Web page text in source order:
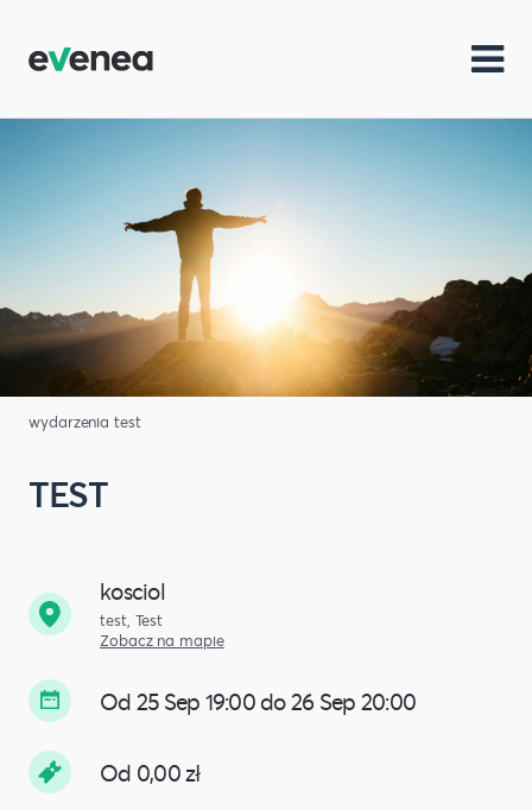
wydarzenia test
TEST
kosciol
test, Test
Zobacz na mapie
Od 25 Sep 19:00 do 26 Sep 20:00
Od 0,00 zł